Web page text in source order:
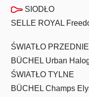
SIODŁO
SELLE ROYAL
ŚWIATŁO PRZEDNIE
BÜCHEL Urban
ŚWIATŁO TYLNE
BÜCHEL Champs